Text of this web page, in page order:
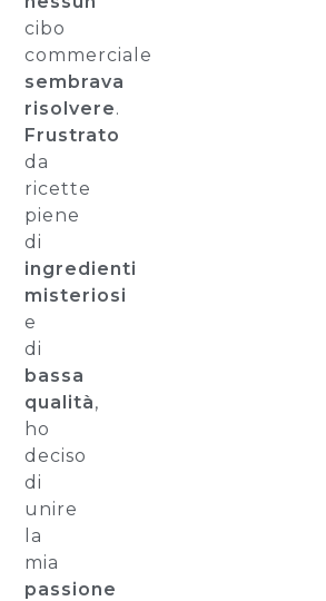
cibo
commerciale
sembrava
risolvere.
Frustrato
da
ricette
piene
di
ingredienti
misteriosi
e
di
bassa
qualità,
ho
deciso
di
unire
la
mia
passione